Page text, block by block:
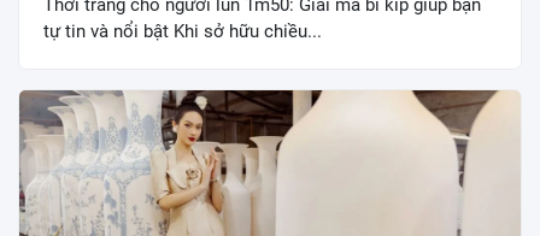
tự tin và nổi bật Khi sở hữu chiều...